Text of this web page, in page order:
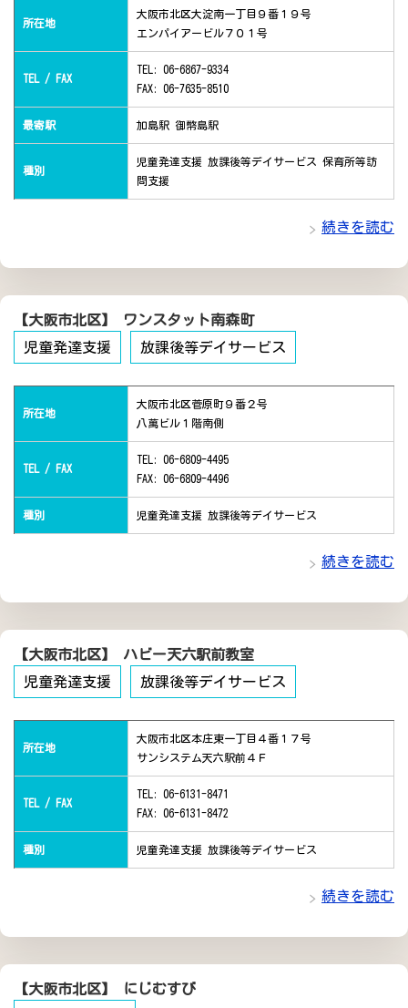
所在地
大阪市北区大淀南一丁目９番１９号
エンパイアービル７０１号
TEL / FAX
TEL: 06-6867-9334
FAX: 06-7635-8510
最寄駅 加島駅 御幣島駅
種別
児童発達支援 放課後等デイサービス 保育所等訪
問支援
続きを読む
【大阪市北区】 ワンスタット南森町
児童発達支援
放課後等デイサービス
所在地
大阪市北区菅原町９番２号
八萬ビル１階南側
TEL / FAX
TEL: 06-6809-4495
FAX: 06-6809-4496
種別 児童発達支援 放課後等デイサービス
続きを読む
【大阪市北区】 ハビー天六駅前教室
児童発達支援
放課後等デイサービス
所在地
大阪市北区本庄東一丁目４番１７号
サンシステム天六駅前４Ｆ
TEL / FAX
TEL: 06-6131-8471
FAX: 06-6131-8472
種別 児童発達支援 放課後等デイサービス
続きを読む
【大阪市北区】 にじむすび